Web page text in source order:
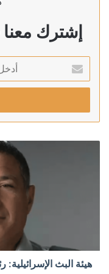
إشترك
بريدك
الإلكتروني
هيئة البث